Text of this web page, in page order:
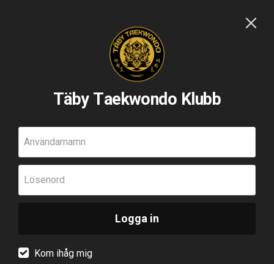
Täby Taekwondo Klubb
Användarnamn
Lösenord
Logga in
Kom ihåg mig